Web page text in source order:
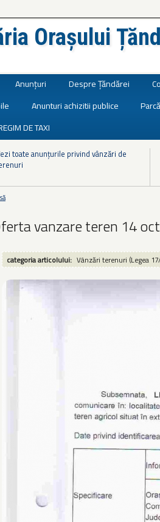
Orașului
Anunțuri Despre Țăndărei
Anunturi achizitii publice
DE TAXI
toate anunțurile privind vânzări de
aici
vanzare teren 14
categoria articolului: Vânzări terenuri (Legea